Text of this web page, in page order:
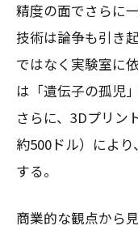
精度の面でさらに
技術は論争も引き
ではなく実験室に
は「遺伝子の孤児
さらに、3Dプリン
約500ドル）によ
する。
商業的な観点から